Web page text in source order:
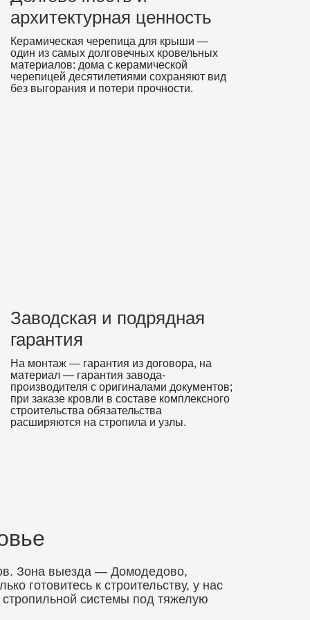
архитектурная ценность
Керамическая черепица для крыши —
один из самых долговечных кровельных
материалов: дома с керамической
черепицей десятилетиями сохраняют вид
без выгорания и потери прочности.
Заводская и подрядная
гарантия
На монтаж — гарантия из договора, на
материал — гарантия завода-
производителя с оригиналами документов;
при заказе кровли в составе комплексного
строительства обязательства
расширяются на стропила и узлы.
Зона выезда — Домодедово,
готовитесь к строительству, у нас
системы под тяжелую